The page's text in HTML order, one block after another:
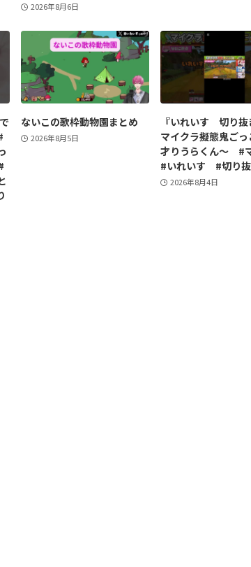
2026年8月6日
ないこの歌枠動物園まとめ
2026年8月5日
『いれいす 切り抜
マイクラ擬態鬼ご
才りうらくん〜 #
#いれいす #切り
2026年8月4日